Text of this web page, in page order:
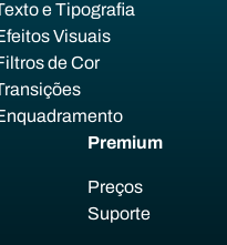
e Tipografia
Visuais
de Cor
Premium
Preços
Suporte